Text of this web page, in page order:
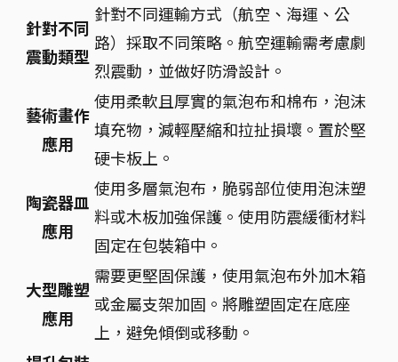
針對不同
震動類型
針對不同運輸方式（航空、海運、公
路）採取不同策略。航空運輸需考慮劇
烈震動，並做好防滑設計。
藝術畫作
應用
使用柔軟且厚實的氣泡布和棉布，泡沫
填充物，減輕壓縮和拉扯損壞。置於堅
硬卡板上。
陶瓷器皿
應用
使用多層氣泡布，脆弱部位使用泡沫塑
料或木板加強保護。使用防震緩衝材料
固定在包裝箱中。
大型雕塑
應用
需要更堅固保護，使用氣泡布外加木箱
或金屬支架加固。將雕塑固定在底座
上，避免傾倒或移動。